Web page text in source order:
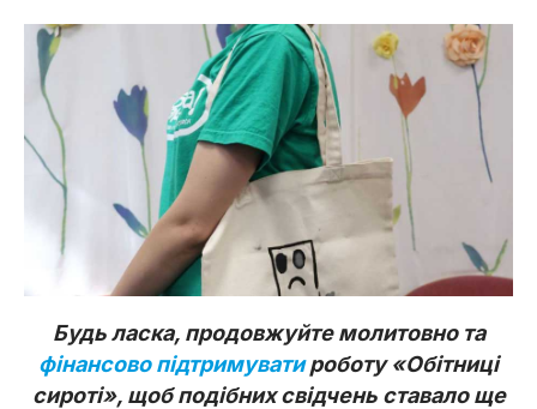
Будь ласка, продовжуйте молитовно та
фінансово підтримуватироботу «Обітниці
сироті», щоб подібних свідчень ставало ще